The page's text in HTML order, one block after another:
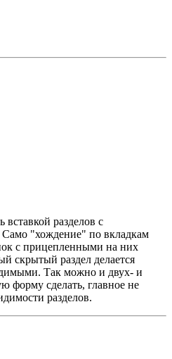
разделов с
"хождение" по вкладкам
с прицепленными на них
скрытый раздел делается
Так можно и двух- и
форму сделать, главное не
разделов.